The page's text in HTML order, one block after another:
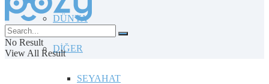
DÜNYA
DİĞER
SEYAHAT
No Result
View All Result